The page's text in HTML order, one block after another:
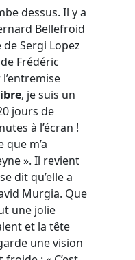
dessus. Il y a
Bellefroid
Sergi Lopez
Frédéric
, je suis un
jours de
à l’écran !
que m’a
». Il revient
dit qu’elle a
Murgia. Que
une jolie
et la tête
une vision